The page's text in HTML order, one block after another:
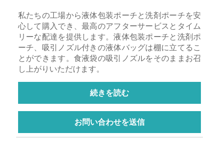
私たちの工場から液体包装ポーチと洗剤ポーチを安
心して購入でき、最高のアフターサービスとタイム
リーな配達を提供します。液体包装ポーチと洗剤ポ
ーチ、吸引ノズル付きの液体バッグは棚に立てるこ
とができます。食液袋の吸引ノズルをそのままお召
し上がりいただけます。
続きを読む
お問い合わせを送信